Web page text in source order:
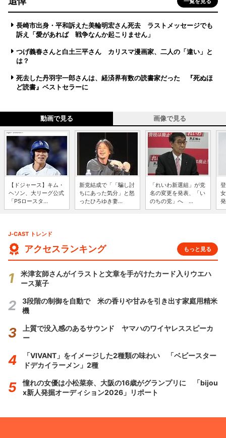
長崎市出身・平和訴えた美輪明宏さん死去 ラストメッセージでも
訴え「愛があれば 戦争なんか起こりません」
つげ義春さんと白土三平さん カリスマ漫画家、二人の「違い」と
は？
死去した丹羽宇一郎さんは、経済界有数の読書家だった 『死ぬほ
ど読書』ベストセラーに
動画で見る 画像で見る
【ドジャース】キム・
ヘソン、大リーグ公式
「PSロースタ...
新党結成で「「騙し討
ちにあった気分」と怒
ったひろゆき妻...
「れいわ新選組」が党
名の変更を発表、「い
のちの党」へ ...
J-CAST トレンド
アクセスランキング もっと見る
米津玄師さんがイラストと文章を手がけたカード入りウエハ
ース菓子
3段階の制御を自動で 米の香りや甘みを引き出す家庭用精米
機
上質で没入感のあるサウンド ヤマハのワイヤレススピーカ
ー
「VIVANT」をイメージした2種類の味わい 「ベビースター
ドデカイラーメン」2種
憧れの女優は小松菜奈、大阪の16歳がグランプリに 「bijou
x新人発掘オーディション2026」リポート